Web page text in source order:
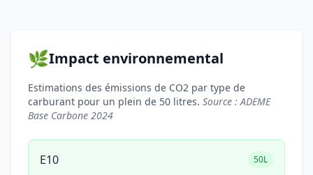
🌿Impact environnemental
Estimations des émissions de CO2 par type de
carburant pour un plein de 50 litres. Source : ADEME
Base Carbone 2024
E10 50L